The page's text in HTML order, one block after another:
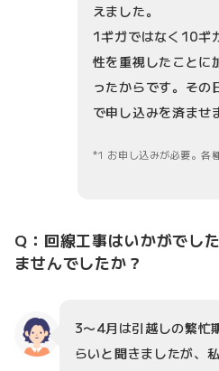
えました。
1ギガではなく10ギ
性を重視したことに
ったからです。そ
で申し込みを済ませ
1 お申し込みが必要。各
Q：回線工事はいかがでし
ませんでしたか？
3〜4月は引越しの繁忙
らいと聞きましたが、